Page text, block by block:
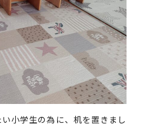
小学生の為に、机を置きまし